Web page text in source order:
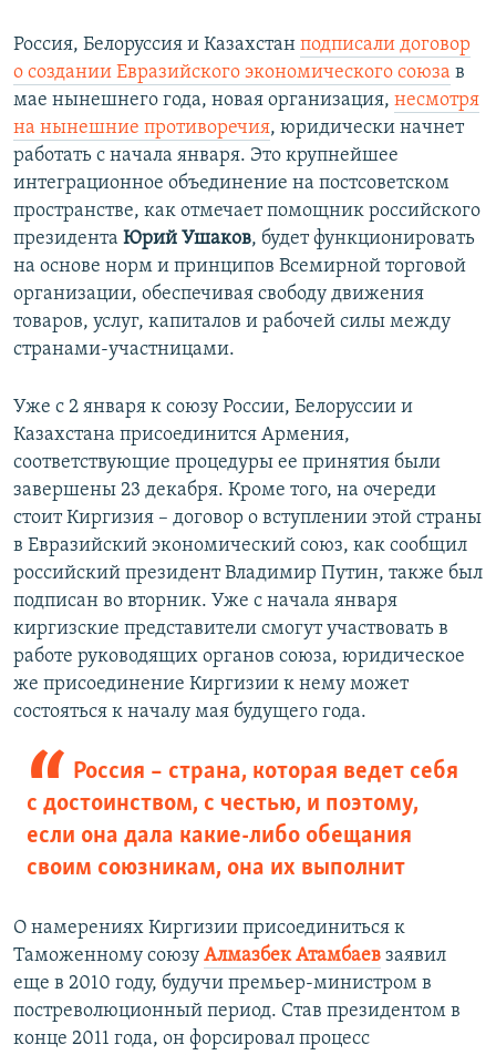
Россия, Белоруссия и Казахстан подписали договор
о создании Евразийского экономического союза в
мае нынешнего года, новая организация, несмотря
на нынешние противоречия, юридически начнет
работать с начала января. Это крупнейшее
интеграционное объединение на постсоветском
пространстве, как отмечает помощник российского
президента Юрий Ушаков, будет функционировать
на основе норм и принципов Всемирной торговой
организации, обеспечивая свободу движения
товаров, услуг, капиталов и рабочей силы между
странами-участницами.
Уже с 2 января к союзу России, Белоруссии и
Казахстана присоединится Армения,
соответствующие процедуры ее принятия были
завершены 23 декабря. Кроме того, на очереди
стоит Киргизия – договор о вступлении этой страны
в Евразийский экономический союз, как сообщил
российский президент Владимир Путин, также был
подписан во вторник. Уже с начала января
киргизские представители смогут участвовать в
работе руководящих органов союза, юридическое
же присоединение Киргизии к нему может
состояться к началу мая будущего года.
Россия – страна, которая ведет себя
с достоинством, с честью, и поэтому,
если она дала какие-либо обещания
своим союзникам, она их выполнит
О намерениях Киргизии присоединиться к
Таможенному союзу Алмазбек Атамбаев заявил
еще в 2010 году, будучи премьер-министром в
постреволюционный период. Став президентом в
конце 2011 года, он форсировал процесс